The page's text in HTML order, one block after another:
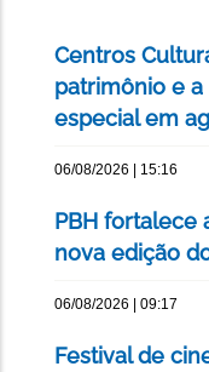
Centros
patrimônio e
especial em
06/08/2026 | 15:16
PBH fortalece
nova edição
06/08/2026 | 09:17
Festival de